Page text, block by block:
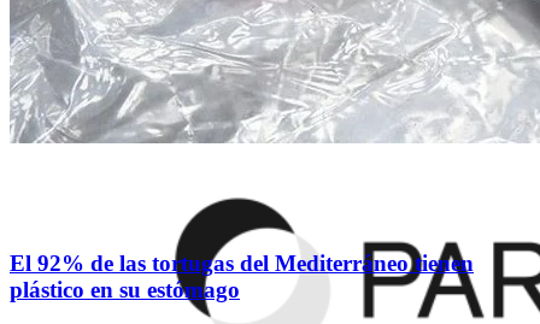
El 92% de las tortugas del Mediterráneo tienen
plástico en su estómago